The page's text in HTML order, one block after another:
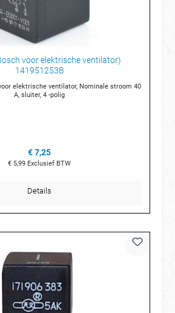
voor elektrische ventilator)
141951253B
elektrische ventilator, Nominale stroom 40
A, sluiter, 4 -polig
€ 7,25
€ 5,99 Exclusief BTW
Details